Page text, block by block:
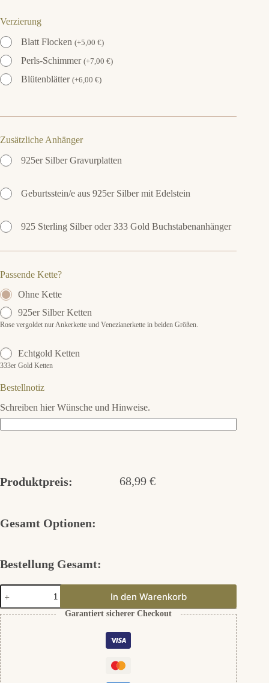
Verzierung
Blatt Flocken (+5,00 €)
Perls-Schimmer (+7,00 €)
Blütenblätter (+6,00 €)
Zusätzliche Anhänger
925er Silber Gravurplatten
Geburtsstein/e aus 925er Silber mit Edelstein
925 Sterling Silber oder 333 Gold Buchstabenanhänger
Passende Kette?
Ohne Kette
925er Silber Ketten
Rose vergoldet nur Ankerkette und Venezianerkette in beiden Größen.
Echtgold Ketten
333er Gold Ketten
Bestellnotiz
Schreiben hier Wünsche und Hinweise.
Produktpreis: 68,99 €
Gesamt Optionen:
Bestellung Gesamt:
Mother
´s
Love
925er
Silber
Menge
In den Warenkorb
Garantiert sicherer Checkout